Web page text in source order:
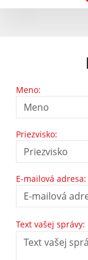
Meno:
Priezvisko:
E-mailová adresa:
Text vašej správy: